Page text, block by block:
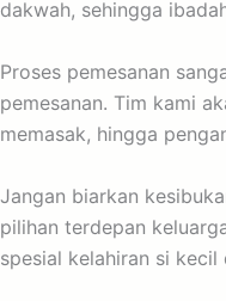
dakwah, sehingga
Proses pemesanan
pemesanan. Tim kami
memasak, hingga
Jangan biarkan
pilihan terdepan
spesial kelahiran si